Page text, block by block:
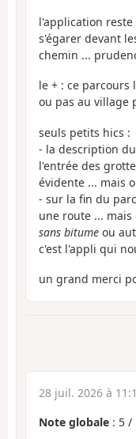
l'application
s'égarer devant
chemin ...
le + : ce parcours
ou pas au village
seuls petits hics :
- la description du
l'entrée des
évidente ... mais
- sur la fin du
une route ...
sans bitume ou
c'est l'appli qui
un grand merci
28 juil. 2026 à
Note globale : 5 /